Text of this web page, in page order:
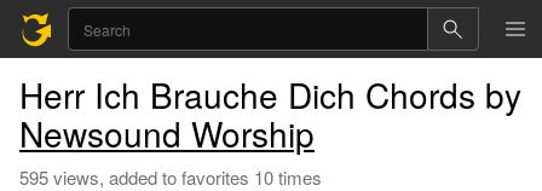
Herr Ich Brauche Dich Chords by
Newsound Worship
595 views, added to favorites 10 times